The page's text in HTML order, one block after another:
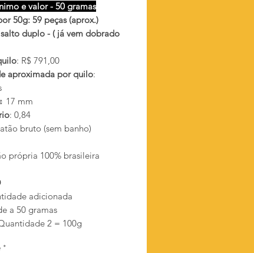
e valor - 50 gramas
50g: 59 peças (aprox.)
duplo - ( já vem dobrado
: R$ 791,00
aproximada por quilo:
17 mm
: 0,84
bruto (sem banho)
própria 100% brasileira
adicionada
a 50 gramas
2 = 100g
*